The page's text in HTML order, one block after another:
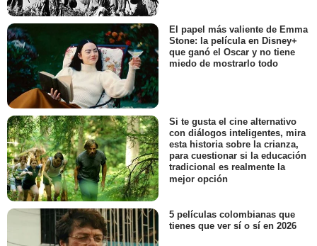
El papel más valiente de Emma
Stone: la película en Disney+
que ganó el Oscar y no tiene
miedo de mostrarlo todo
Si te gusta el cine alternativo
con diálogos inteligentes, mira
esta historia sobre la crianza,
para cuestionar si la educación
tradicional es realmente la
mejor opción
5 películas colombianas que
tienes que ver sí o sí en 2026